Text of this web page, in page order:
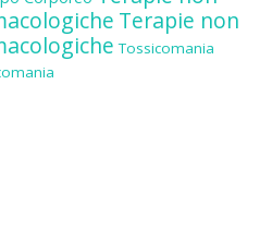
Terapie non
Tossicomania